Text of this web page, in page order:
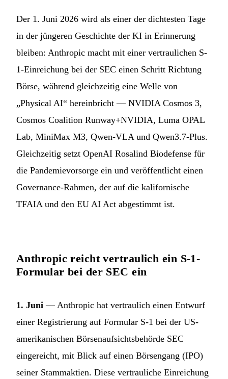
Der 1. Juni 2026 wird als einer der dichtesten Tage
in der jüngeren Geschichte der KI in Erinnerung
bleiben: Anthropic macht mit einer vertraulichen S-
1-Einreichung bei der SEC einen Schritt Richtung
Börse, während gleichzeitig eine Welle von
„Physical AI“ hereinbricht — NVIDIA Cosmos 3,
Cosmos Coalition Runway+NVIDIA, Luma OPAL
Lab, MiniMax M3, Qwen-VLA und Qwen3.7-Plus.
Gleichzeitig setzt OpenAI Rosalind Biodefense für
die Pandemievorsorge ein und veröffentlicht einen
Governance-Rahmen, der auf die kalifornische
TFAIA und den EU AI Act abgestimmt ist.
Anthropic reicht vertraulich ein S-1-
Formular bei der SEC ein
1. Juni — Anthropic hat vertraulich einen Entwurf
einer Registrierung auf Formular S-1 bei der US-
amerikanischen Börsenaufsichtsbehörde SEC
eingereicht, mit Blick auf einen Börsengang (IPO)
seiner Stammaktien. Diese vertrauliche Einreichung